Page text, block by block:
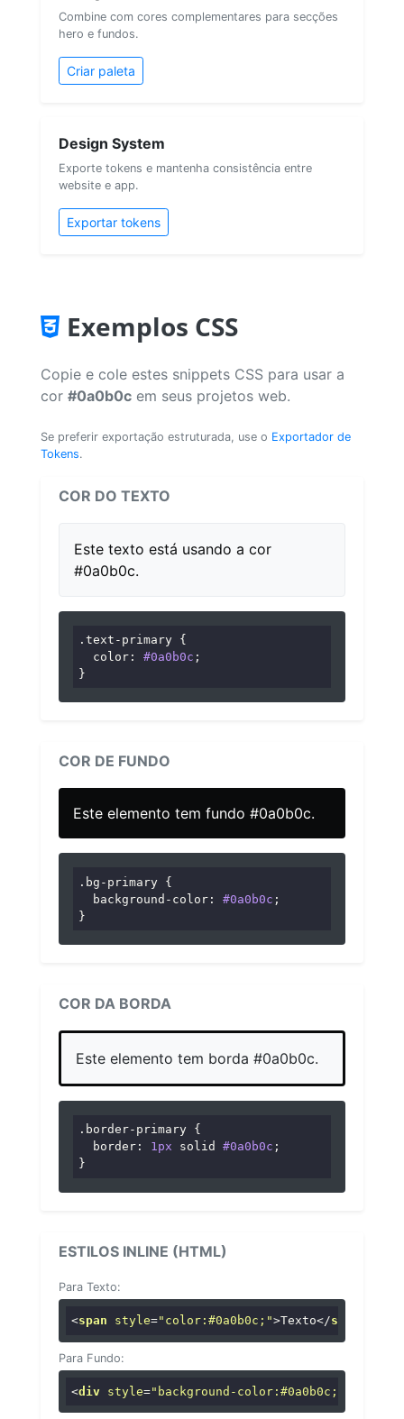
Combine com cores complementares para secções
hero e fundos.
Criar paleta
Design System
Exporte tokens e mantenha consistência entre
website e app.
Exportar tokens
Exemplos CSS
Copie e cole estes snippets CSS para usar a
cor #0a0b0c em seus projetos web.
Se preferir exportação estruturada, use o Exportador de
Tokens.
COR DO TEXTO
Este texto está usando a cor
#0a0b0c.
.text-primary {
color : #0a0b0c ;
}
COR DE FUNDO
Este elemento tem fundo #0a0b0c.
.bg-primary {
background-color : #0a0b0c ;
}
COR DA BORDA
Este elemento tem borda #0a0b0c.
.border-primary {
border : 1px solid #0a0b0c ;
}
ESTILOS INLINE (HTML)
Para Texto:
<span style="color:#0a0b0c;">Texto</span
Para Fundo:
<div style="background-color:#0a0b0c;"